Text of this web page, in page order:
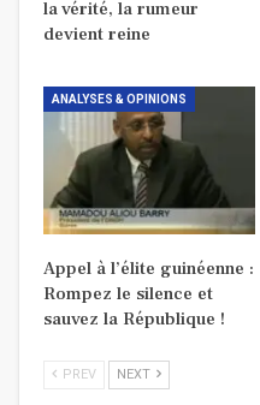
la vérité, la rumeur
devient reine
ANALYSES & OPINIONS
Appel à l’élite guinéenne :
Rompez le silence et
sauvez la République !
PREV NEXT